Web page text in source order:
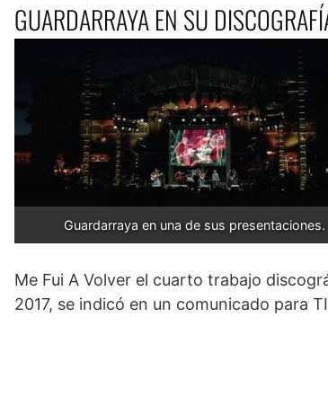
GUARDARRAYA EN SU
Guardarraya en una de sus presentaciones.
Me Fui A Volver el cuarto trabajo
2017, se indicó en un comunicado para